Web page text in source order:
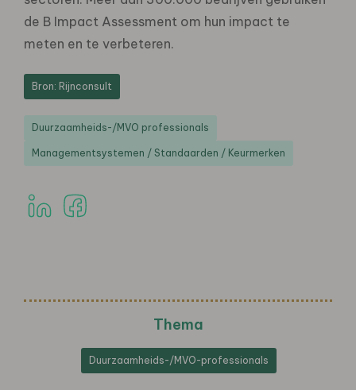
de B Impact Assessment om hun impact te
meten en te verbeteren.
Bron: Rijnconsult
Duurzaamheids-/MVO professionals
Managementsystemen / Standaarden / Keurmerken
Thema
Duurzaamheids-/MVO-professionals